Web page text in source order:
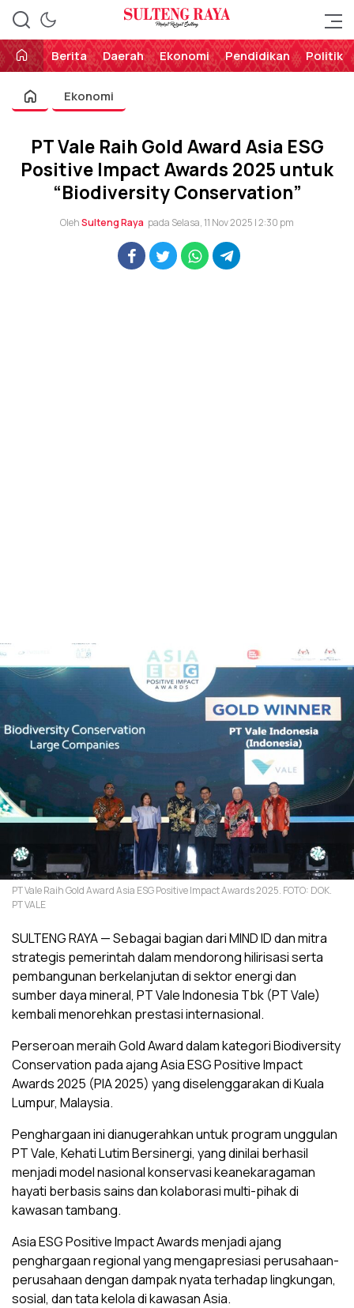
Sulteng Raya
Perekat Rakyat Sulteng
Berita
Daerah Ekonomi Pendidikan Politik
Ekonomi
PT Vale Raih Gold Award Asia ESG
Positive Impact Awards 2025 untuk
“Biodiversity Conservation”
OlehSulteng Raya pada Selasa, 11 Nov 2025 | 2:30 pm
PT Vale Raih Gold Award Asia ESG Positive Impact Awards 2025. FOTO: DOK.
PT VALE
SULTENG RAYA — Sebagai bagian dari MIND ID dan mitra
strategis pemerintah dalam mendorong hilirisasi serta
pembangunan berkelanjutan di sektor energi dan
sumber daya mineral, PT Vale Indonesia Tbk (PT Vale)
kembali menorehkan prestasi internasional.
Perseroan meraih Gold Award dalam kategori Biodiversity
Conservation pada ajang Asia ESG Positive Impact
Awards 2025 (PIA 2025) yang diselenggarakan di Kuala
Lumpur, Malaysia.
Penghargaan ini dianugerahkan untuk program unggulan
PT Vale, Kehati Lutim Bersinergi, yang dinilai berhasil
menjadi model nasional konservasi keanekaragaman
hayati berbasis sains dan kolaborasi multi-pihak di
kawasan tambang.
Asia ESG Positive Impact Awards menjadi ajang
penghargaan regional yang mengapresiasi perusahaan-
perusahaan dengan dampak nyata terhadap lingkungan,
sosial, dan tata kelola di kawasan Asia.